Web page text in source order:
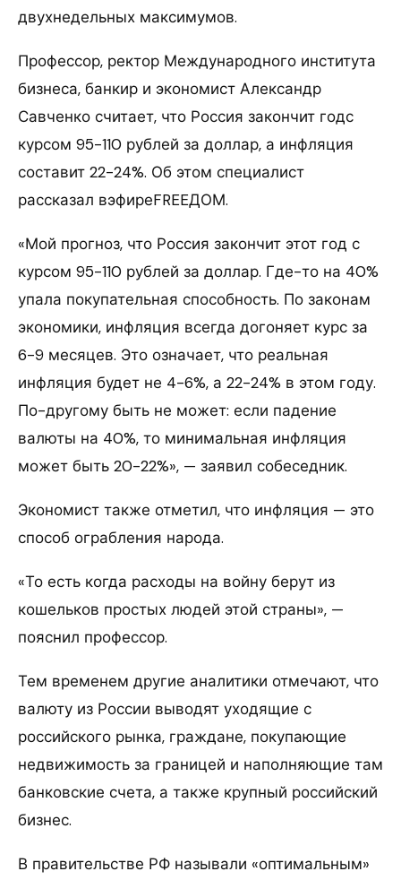
двухнедельных максимумов.
Профессор, ректор Международного института
бизнеса, банкир и экономист Александр
Савченко считает, что Россия закончит годс
курсом 95-110 рублей за доллар, а инфляция
составит 22-24%. Об этом специалист
рассказал вэфиреFREEДОМ.
«Мой прогноз, что Россия закончит этот год с
курсом 95-110 рублей за доллар. Где-то на 40%
упала покупательная способность. По законам
экономики, инфляция всегда догоняет курс за
6-9 месяцев. Это означает, что реальная
инфляция будет не 4-6%, а 22-24% в этом году.
По-другому быть не может: если падение
валюты на 40%, то минимальная инфляция
может быть 20-22%», — заявил собеседник.
Экономист также отметил, что инфляция — это
способ ограбления народа.
«То есть когда расходы на войну берут из
кошельков простых людей этой страны», —
пояснил профессор.
Тем временем другие аналитики отмечают, что
валюту из России выводят уходящие с
российского рынка, граждане, покупающие
недвижимость за границей и наполняющие там
банковские счета, а также крупный российский
бизнес.
В правительстве РФ называли «оптимальным»